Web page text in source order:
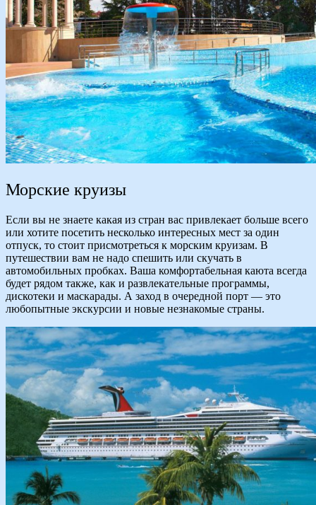
Морские круизы
Если вы не знаете какая из стран вас привлекает больше всего
или хотите посетить несколько интересных мест за один
отпуск, то стоит присмотреться к морским круизам. В
путешествии вам не надо спешить или скучать в
автомобильных пробках. Ваша комфортабельная каюта всегда
будет рядом также, как и развлекательные программы,
дискотеки и маскарады. А заход в очередной порт — это
любопытные экскурсии и новые незнакомые страны.